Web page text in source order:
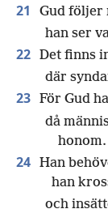
21 Gud följer
han ser
22 Det finns
där
23 För Gud
då
honom.
24 Han
han
och